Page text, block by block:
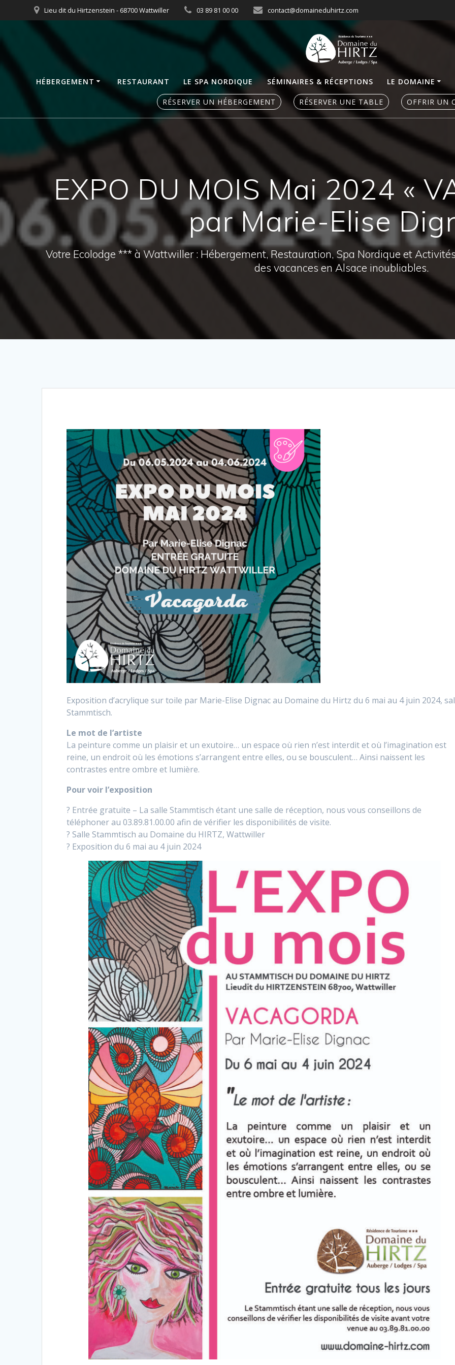
to
Lieu dit du Hirtzenstein - 68700 Wattwiller 03 89 81 00 00 contact@domaineduhirtz.com
HÉBERGEMENT RESTAURANT LE SPA NORDIQUE SÉMINAIRES & RÉCEPTIONS LE DOMAINE
RÉSERVER UN HÉBERGEMENT RÉSERVER UNE TABLE OFFRIR UN
EXPO DU MOIS Mai 2024 «
par Marie-Elise
Votre Ecolodge *** à Wattwiller : Hébergement, Restauration, Spa Nordique et
des vacances en Alsace inoubliables.
Exposition d’acrylique sur toile par Marie-Elise Dignac au Domaine du Hirtz du 6 mai au 4 juin 2024,
Stammtisch.
Le mot de l’artiste
La peinture comme un plaisir et un exutoire… un espace où rien n’est interdit et où l’imagination est
reine, un endroit où les émotions s’arrangent entre elles, ou se bousculent… Ainsi naissent les
contrastes entre ombre et lumière.
Pour voir l’exposition
? Entrée gratuite – La salle Stammtisch étant une salle de réception, nous vous conseillons de
téléphoner au 03.89.81.00.00 afin de vérifier les disponibilités de visite.
? Salle Stammtisch au Domaine du HIRTZ, Wattwiller
? Exposition du 6 mai au 4 juin 2024